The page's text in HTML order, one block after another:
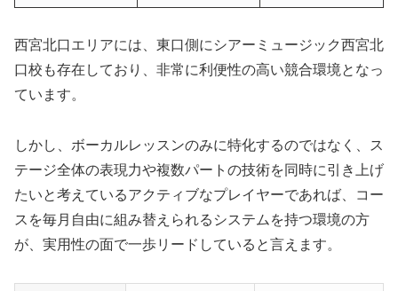
西宮北口エリアには、東口側にシアーミュージック西宮北
口校も存在しており、非常に利便性の高い競合環境となっ
ています。
しかし、ボーカルレッスンのみに特化するのではなく、ス
テージ全体の表現力や複数パートの技術を同時に引き上げ
たいと考えているアクティブなプレイヤーであれば、コー
スを毎月自由に組み替えられるシステムを持つ環境の方
が、実用性の面で一歩リードしていると言えます。